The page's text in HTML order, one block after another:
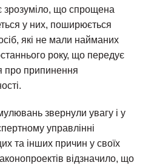
зрозуміло, що спрощена
у них, поширюється
які не мали найманих
року, що передує
про припинення
звернули увагу і у
управлінні
та інших причин у своїх
відзначило, що